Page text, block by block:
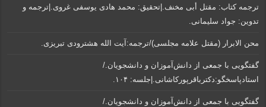
ترجمه کتاب: مقتل أبی مخنف.|تحقیق: محمد هادی یوسفی غروی.|ترجمه و
تدوین: جواد سلیمانی.
محن الابرار (مقتل علامه مجلسی)/ترجمه:آیت الله هشترودی تبریزی.
گفتگویی‌ با جمعی‌ از دانش‌آموزان‌ و دانشجویان./
استادپاسخگو:دکترباقر‌پورکاشانی.|جلسه: ۱۰۴.
گفتگویی‌ با جمعی‌ از دانش‌آموزان‌ و دانشجویان./